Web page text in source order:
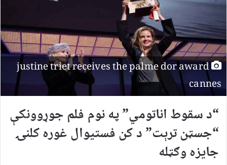
justine triet receives the palme dor award
cannes
“د سقوط اناتومي” په نوم فلم جوړوونکې
“جسټن ترېت” د کن فستیوال غوره کلنۍ
جایزه وګټله